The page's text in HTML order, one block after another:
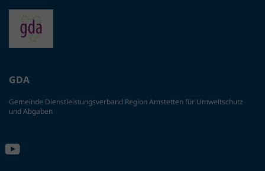
GDA
Gemeinde Dienstleistungsverband Region Amstetten für Umweltschutz
und Abgaben